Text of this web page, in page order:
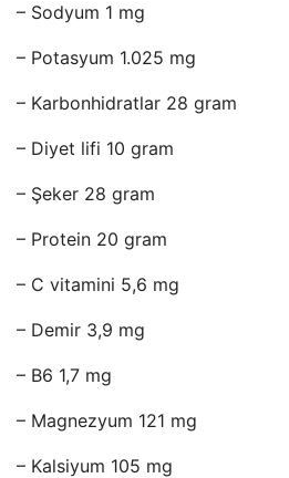
– Sodyum 1 mg
– Potasyum 1.025 mg
– Karbonhidratlar 28 gram
– Diyet lifi 10 gram
– Şeker 28 gram
– Protein 20 gram
– C vitamini 5,6 mg
– Demir 3,9 mg
– B6 1,7 mg
– Magnezyum 121 mg
– Kalsiyum 105 mg